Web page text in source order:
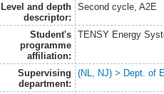
Level and depth
descriptor:
Second cycle, A2E
Student's
programme
affiliation:
TENSY Energy
Supervising
department:
(NL, NJ) > Dept. of